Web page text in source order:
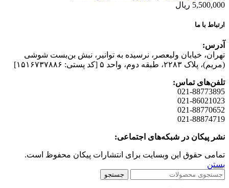
5,500,000 ریال
ارتباط با ما
آدرس:
تهران، خیابان وليعصر، نرسيده به توانير، نبش بن‌بست شوشی
(مريم)، پلاک ۲۲۸۳، طبقه دوم، واحد ۵ [کد پستی: ۱۵۱۶۷۳۷۸۸۶]
تلفن‌های تماس:
021-88773895
021-86021023
021-88770652
021-88874719
نشر پیکان در شبکه‌های اجتماعی:
تمامی حقوق این وبسایت برای انتشارات پیکان محفوظ است.
بستن
جستجو